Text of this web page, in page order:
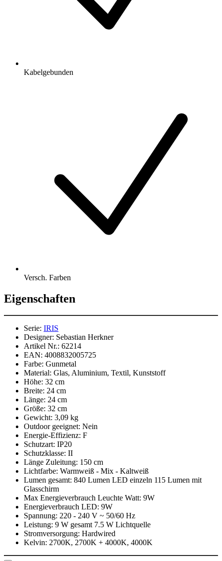
Kabelgebunden
Versch. Farben
Eigenschaften
Serie: IRIS
Designer: Sebastian Herkner
Artikel Nr.: 62214
EAN: 4008832005725
Farbe: Gunmetal
Material: Glas, Aluminium, Textil, Kunststoff
Höhe: 32 cm
Breite: 24 cm
Länge: 24 cm
Größe: 32 cm
Gewicht: 3,09 kg
Outdoor geeignet: Nein
Energie-Effizienz: F
Schutzart: IP20
Schutzklasse: II
Länge Zuleitung: 150 cm
Lichtfarbe: Warmweiß - Mix - Kaltweiß
Lumen gesamt: 840 Lumen LED einzeln 115 Lumen mit
Glasschirm
Max Energieverbrauch Leuchte Watt: 9W
Energieverbrauch LED: 9W
Spannung: 220 - 240 V ~ 50/60 Hz
Leistung: 9 W gesamt 7.5 W Lichtquelle
Stromversorgung: Hardwired
Kelvin: 2700K, 2700K + 4000K, 4000K